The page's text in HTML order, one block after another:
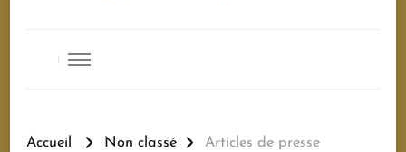
Les Galants Caprices
Accueil Non classé Articles de presse